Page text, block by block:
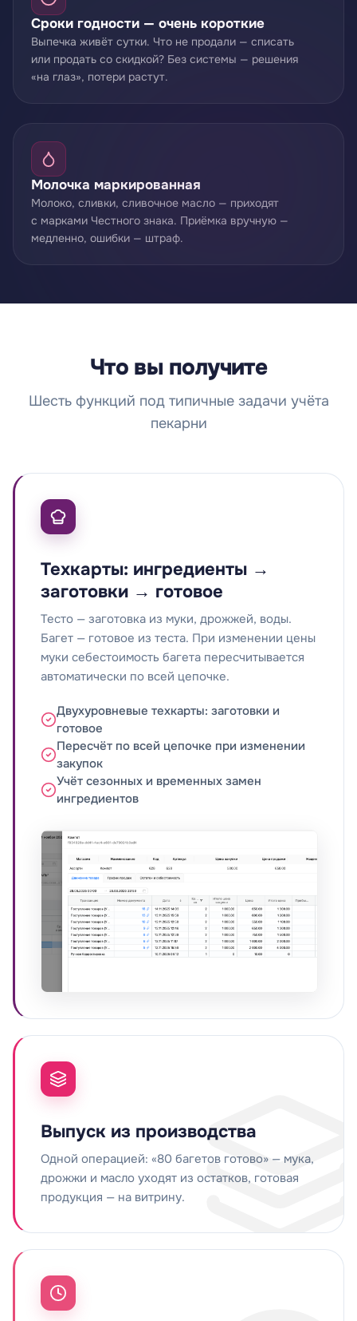
Сроки годности — очень короткие
Выпечка живёт сутки. Что не продали — списать
или продать со скидкой? Без системы — решения
«на глаз», потери растут.
Молочка маркированная
Молоко, сливки, сливочное масло — приходят
с марками Честного знака. Приёмка вручную —
медленно, ошибки — штраф.
Что вы получите
Шесть функций под типичные задачи учёта
пекарни
Техкарты: ингредиенты →
заготовки → готовое
Тесто — заготовка из муки, дрожжей, воды.
Багет — готовое из теста. При изменении цены
муки себестоимость багета пересчитывается
автоматически по всей цепочке.
Двухуровневые техкарты: заготовки и
готовое
Пересчёт по всей цепочке при изменении
закупок
Учёт сезонных и временных замен
ингредиентов
Выпуск из производства
Одной операцией: «80 багетов готово» — мука,
дрожжи и масло уходят из остатков, готовая
продукция — на витрину.